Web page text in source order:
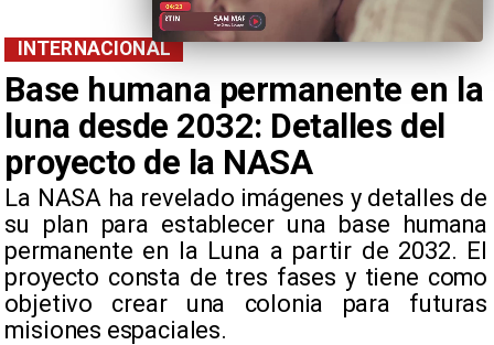
Base humana permanente en la
luna desde 2032: Detalles del
proyecto de la NASA
La NASA ha revelado imágenes y detalles de
su plan para establecer una base humana
permanente en la Luna a partir de 2032. El
proyecto consta de tres fases y tiene como
objetivo crear una colonia para futuras
misiones espaciales.
INTERNACIONAL